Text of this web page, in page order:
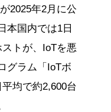
2025年2月に公
本国内では1日
トが、IoTを悪
グラム「IoTボ
均で約2,600台